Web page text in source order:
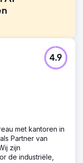
meest
en persoonlijke
Hun
Google Ads
en
zoekplatformen.
de landsgrenzen,
voor zowel
4.9
met kantoren in
Partner van
zijn
de industriële,